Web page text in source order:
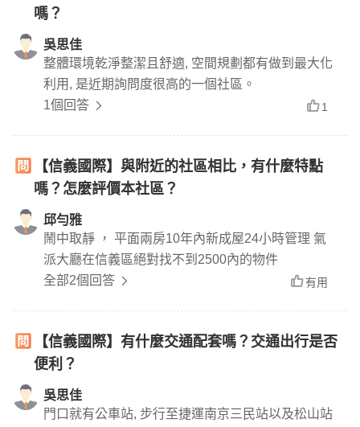
嗎？
吳思佳
整體環境乾淨整潔且舒適, 空間規劃都有做到最大化
利用, 是近期詢問度很高的一個社區。
1個回答
1
【信義國際】與附近的社區相比，有什麼特點
嗎？怎麼評價本社區？
邱勻雅
鬧中取靜 ， 平面兩房10年內新成屋24小時管理 氣
派大廳在信義區絕對找不到2500內的物件
全部2個回答
有用
【信義國際】有什麼交通配套嗎？交通出行是否
便利？
吳思佳
門口就有公車站, 步行至捷運南京三民站以及松山站